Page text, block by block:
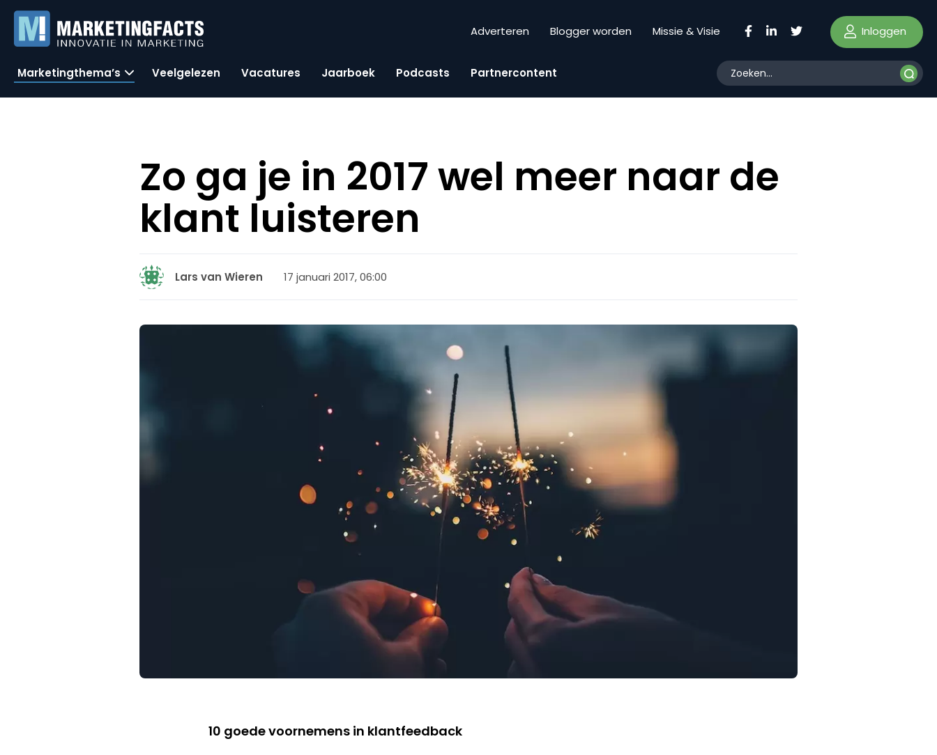
Adverteren Blogger worden Missie & Visie Inloggen
Marketingthema’s Veelgelezen Vacatures Jaarboek Podcasts Partnercontent
Zo ga je in 2017 wel meer naar de
klant luisteren
Lars van Wieren 17 januari 2017, 06:00
10 goede voornemens in klantfeedback